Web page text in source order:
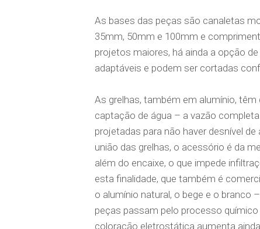
As bases das peças são canaletas
35mm, 50mm e 100mm e
projetos maiores, há ainda a opção
adaptáveis e podem ser cortadas
As grelhas, também em alumínio,
captação de água – a vazão
projetadas para não haver desnível
união das grelhas, o acessório é da
além do encaixe, o que impede
esta finalidade, que também é
o alumínio natural, o bege e o branco
peças passam pelo processo
coloração eletrostática aumenta